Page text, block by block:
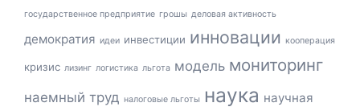
государственное предприятие грошы деловая активность
демократия идеи инвестиции инновации кооперация
кризис лизинг логистика льгота модель мониторинг
наемный труд налоговые льготы наука научная